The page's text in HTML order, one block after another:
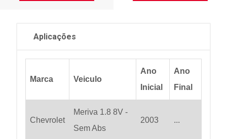
Aplicações
Marca Veiculo
Ano
Inicial
Ano
Final
Chevrolet
Meriva 1.8 8V -
Sem Abs
2003 ...